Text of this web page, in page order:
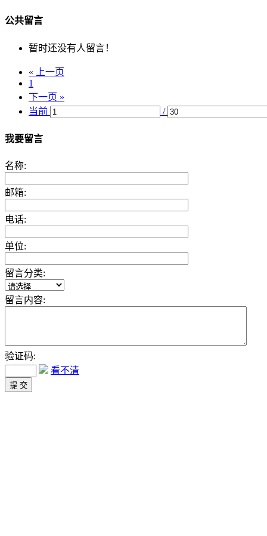
公共留言
暂时还没有人留言！
« 上一页
1
下一页 »
当前
/
我要留言
名称:
邮箱:
电话:
单位:
留言分类:
留言内容:
验证码:
看不清